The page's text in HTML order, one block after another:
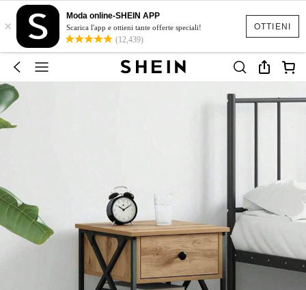
OTTIENI
×
Moda online-SHEIN APP
Scarica l'app e ottieni tante offerte speciali!
(12,439)